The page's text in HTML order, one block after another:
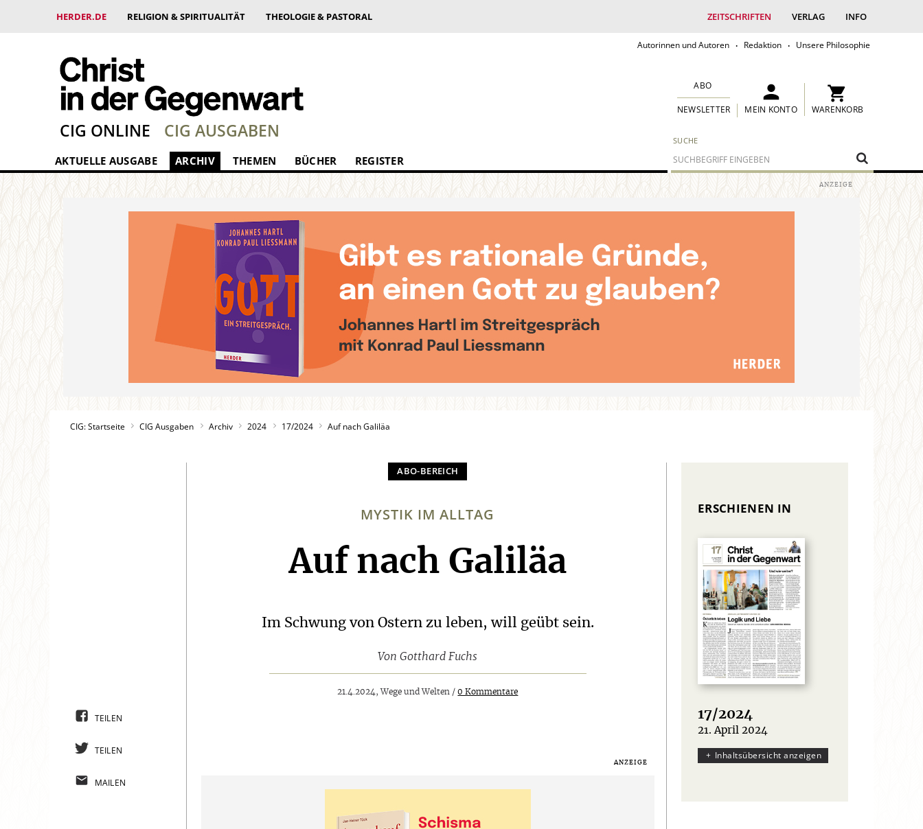
HERDER.DE RELIGION & SPIRITUALITÄT THEOLOGIE & PASTORAL ZEITSCHRIFTEN VERLAG INFO
Autorinnen und Autoren Redaktion Unsere Philosophie
SUCHE
ABO
NEWSLETTER MEIN KONTO WARENKORB
CIG ONLINE CIG AUSGABEN
AKTUELLE AUSGABE ARCHIV THEMEN BÜCHER REGISTER
CIG: Startseite CIG Ausgaben Archiv 2024 17/2024 Auf nach Galiläa
MYSTIK IM ALLTAG
:
Auf nach Galiläa
Im Schwung von Ostern zu leben, will geübt sein.
VonGotthard Fuchs
21.4.2024, Wege und Welten /0 Kommentare
TEILEN
TEILEN
MAILEN
ERSCHIENEN IN
17/2024
:
21. April 2024
Inhaltsübersicht anzeigen